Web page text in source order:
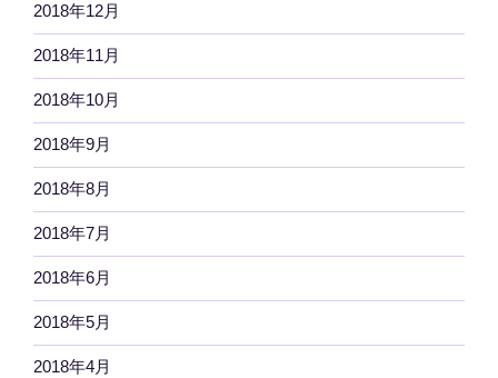
2018年12月
2018年11月
2018年10月
2018年9月
2018年8月
2018年7月
2018年6月
2018年5月
2018年4月